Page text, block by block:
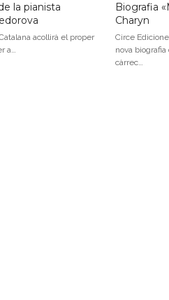
la pianista
acollirà el proper
a…
Biografia
Charyn
Circe
nova
càrrec…